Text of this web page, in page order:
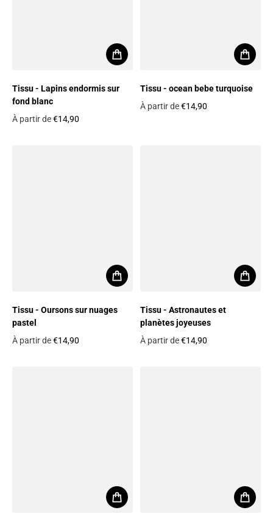
Tissu - Lapins endormis sur
fond blanc
À partir de€14,90
Tissu - ocean bebe turquoise
À partir de€14,90
Tissu - Oursons sur nuages
pastel
À partir de€14,90
Tissu - Astronautes et
planètes joyeuses
À partir de€14,90